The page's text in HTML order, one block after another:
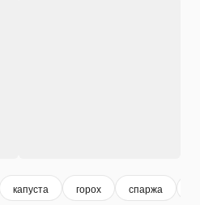
капуста горох спаржа